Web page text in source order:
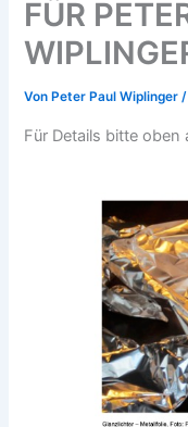
FÜR
Von Peter Paul Wiplinger
Für Details bitte oben